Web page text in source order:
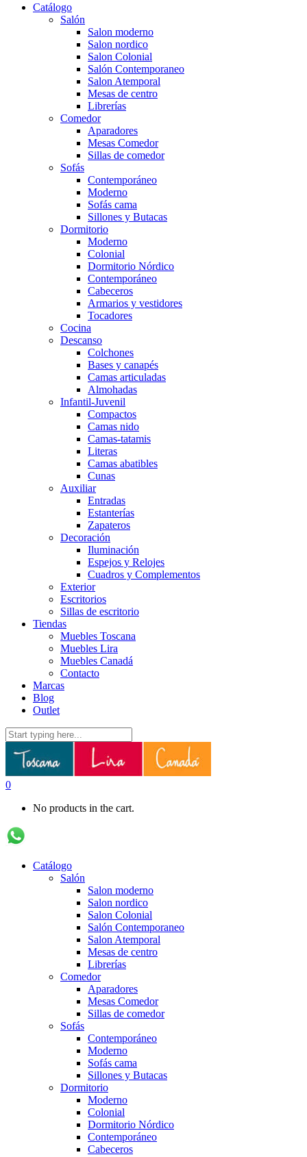
Catálogo
Salón
Salon moderno
Salon nordico
Salon Colonial
Salón Contemporaneo
Salon Atemporal
Mesas de centro
Librerías
Comedor
Aparadores
Mesas Comedor
Sillas de comedor
Sofás
Contemporáneo
Moderno
Sofás cama
Sillones y Butacas
Dormitorio
Moderno
Colonial
Dormitorio Nórdico
Contemporáneo
Cabeceros
Armarios y vestidores
Tocadores
Cocina
Descanso
Colchones
Bases y canapés
Camas articuladas
Almohadas
Infantil-Juvenil
Compactos
Camas nido
Camas-tatamis
Literas
Camas abatibles
Cunas
Auxiliar
Entradas
Estanterías
Zapateros
Decoración
Iluminación
Espejos y Relojes
Cuadros y Complementos
Exterior
Escritorios
Sillas de escritorio
Tiendas
Muebles Toscana
Muebles Lira
Muebles Canadá
Contacto
Marcas
Blog
Outlet
0
No products in the cart.
Catálogo
Salón
Salon moderno
Salon nordico
Salon Colonial
Salón Contemporaneo
Salon Atemporal
Mesas de centro
Librerías
Comedor
Aparadores
Mesas Comedor
Sillas de comedor
Sofás
Contemporáneo
Moderno
Sofás cama
Sillones y Butacas
Dormitorio
Moderno
Colonial
Dormitorio Nórdico
Contemporáneo
Cabeceros